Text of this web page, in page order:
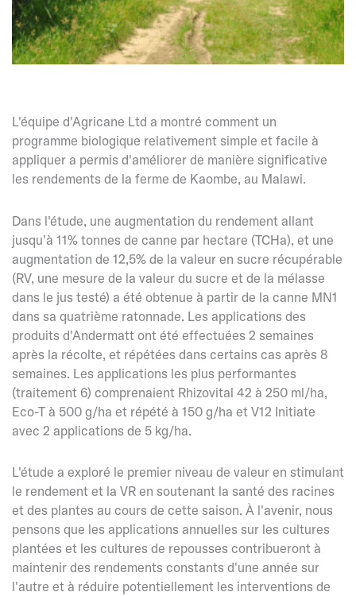
L'équipe d'Agricane Ltd a montré comment un
programme biologique relativement simple et facile à
appliquer a permis d'améliorer de manière significative
les rendements de la ferme de Kaombe, au Malawi.
Dans l'étude, une augmentation du rendement allant
jusqu'à 11% tonnes de canne par hectare (TCHa), et une
augmentation de 12,5% de la valeur en sucre récupérable
(RV, une mesure de la valeur du sucre et de la mélasse
dans le jus testé) a été obtenue à partir de la canne MN1
dans sa quatrième ratonnade. Les applications des
produits d'Andermatt ont été effectuées 2 semaines
après la récolte, et répétées dans certains cas après 8
semaines. Les applications les plus performantes
(traitement 6) comprenaient Rhizovital 42 à 250 ml/ha,
Eco-T à 500 g/ha et répété à 150 g/ha et V12 Initiate
avec 2 applications de 5 kg/ha.
L'étude a exploré le premier niveau de valeur en stimulant
le rendement et la VR en soutenant la santé des racines
et des plantes au cours de cette saison. À l'avenir, nous
pensons que les applications annuelles sur les cultures
plantées et les cultures de repousses contribueront à
maintenir des rendements constants d'une année sur
l'autre et à réduire potentiellement les interventions de